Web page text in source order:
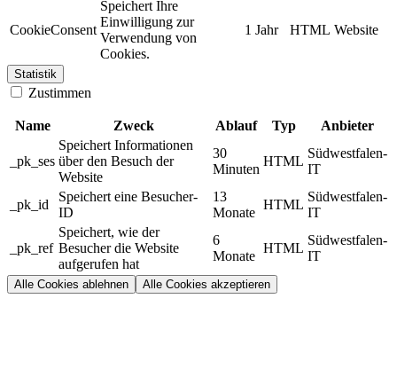
CookieConsent
Speichert Ihre
Einwilligung zur
Verwendung von
Cookies.
1 Jahr HTML Website
Statistik
Zustimmen
Name Zweck Ablauf Typ Anbieter
_pk_ses
Speichert Informationen
über den Besuch der
Website
30
Minuten
HTML
Südwestfalen-
IT
_pk_id
Speichert eine Besucher-
ID
13
Monate
HTML
Südwestfalen-
IT
_pk_ref
Speichert, wie der
Besucher die Website
aufgerufen hat
6
Monate
HTML
Südwestfalen-
IT
Alle Cookies ablehnen Alle Cookies akzeptieren